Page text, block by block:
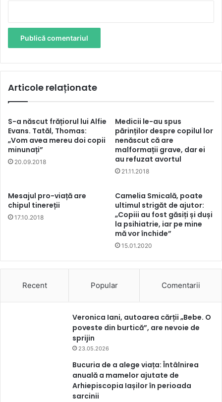
Articole relaționate
S-a născut frățiorul lui Alfie
Evans. Tatăl, Thomas:
„Vom avea mereu doi copii
minunați”
20.09.2018
Medicii le-au spus
părinților despre copilul lor
nenăscut că are
malformații grave, dar ei
au refuzat avortul
21.11.2018
Mesajul pro-viață are
chipul tinereții
17.10.2018
Camelia Smicală, poate
ultimul strigăt de ajutor:
„Copiii au fost găsiți și duși
la psihiatrie, iar pe mine
mă vor închide”
15.01.2020
Recent Popular Comentarii
Veronica Iani, autoarea cărții „Bebe. O
poveste din burtică”, are nevoie de
sprijin
23.05.2026
Bucuria de a alege viața: Întâlnirea
anuală a mamelor ajutate de
Arhiepiscopia Iașilor în perioada
sarcinii